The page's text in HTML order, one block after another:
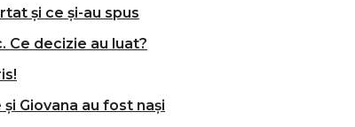
și ce și-au spus
Ce decizie au luat?
Giovana au fost nași